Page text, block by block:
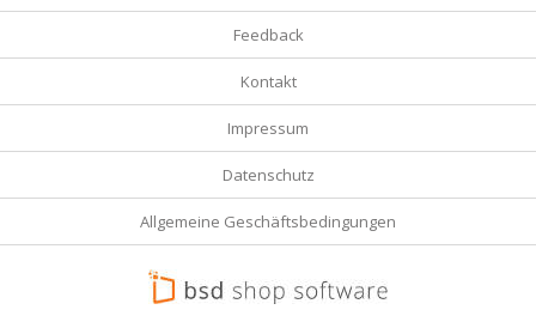
Feedback
Kontakt
Impressum
Datenschutz
Allgemeine Geschäftsbedingungen